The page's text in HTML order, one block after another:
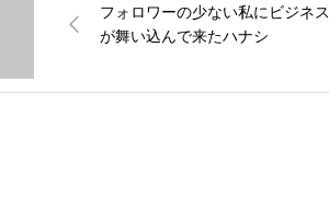
フォロワーの少ない私にビジネス
が舞い込んで来たハナシ